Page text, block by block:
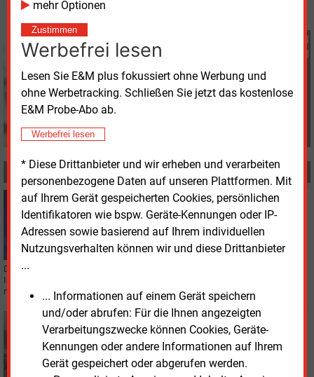
mehr Optionen
Zustimmen
Werbefrei lesen
Lesen Sie E&M plus fokussiert ohne Werbung und
ohne Werbetracking. Schließen Sie jetzt das kostenlose
E&M Probe-Abo ab.
Werbefrei lesen
* Diese Drittanbieter und wir erheben und verarbeiten
personenbezogene Daten auf unseren Plattformen. Mit
auf Ihrem Gerät gespeicherten Cookies, persönlichen
Identifikatoren wie bspw. Geräte-Kennungen oder IP-
Adressen sowie basierend auf Ihrem individuellen
Nutzungsverhalten können wir und diese Drittanbieter
...
... Informationen auf einem Gerät speichern
und/oder abrufen: Für die Ihnen angezeigten
Verarbeitungszwecke können Cookies, Geräte-
Kennungen oder andere Informationen auf Ihrem
Gerät gespeichert oder abgerufen werden.
g.eble@energie-und-
management.de
MEHR ZUM THEMA
Donnerstag, 25.04.2024, 16:09
EUROPAEISCHE UNION
Europaparlament schließt Wahlperiode mit NZIA ab
Das Europäische Parlament hat den Weg zu einer europäischen
Industriepolitik freigemacht, die Wettbewerbsfähigkeit und Klimaschutz
miteinander vereinbaren soll.
Mittwoch, 28.02.2024, 14:09
STROMNETZ
BDEW legt Vorschläge zur Beschleunigung von
Netzanschlüssen vor